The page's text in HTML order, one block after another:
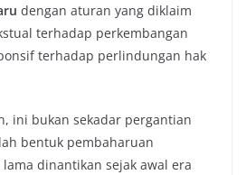
dengan aturan yang diklaim
terhadap perkembangan
terhadap perlindungan hak
ini bukan sekadar pergantian
bentuk pembaharuan
dinantikan sejak awal era